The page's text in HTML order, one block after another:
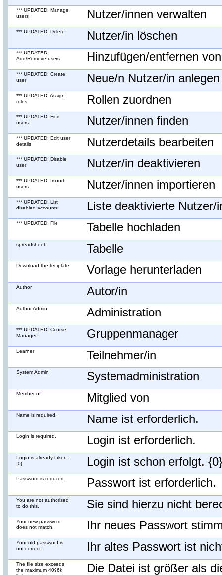
*** UPDATED: Manage
users
Nutzer/innen verwalten
*** UPDATED: Delete Nutzer/in löschen
*** UPDATED:
Add/Remove users
Hinzufügen/entfernen
*** UPDATED: Create
user
Neue/n Nutzer/in anlegen
*** UPDATED: Assign
roles
Rollen zuordnen
*** UPDATED: Find
users
Nutzer/innen finden
*** UPDATED: Edit user
details
Nutzerdetails bearbeiten
*** UPDATED: Disable
user
Nutzer/in deaktivieren
*** UPDATED: Import
users
Nutzer/innen importieren
*** UPDATED: List
disabled accounts
Liste deaktivierte Nutzer/
*** UPDATED: File Tabelle hochladen
spreadsheet Tabelle
Download the template Vorlage herunterladen
Author Autor/in
Author Admin Administration
*** UPDATED: Course
Manager
Gruppenmanager
Learner Teilnehmer/in
System Admin Systemadministration
Member of Mitglied von
Name is required. Name ist erforderlich.
Login is required. Login ist erforderlich.
Login is already taken.
{0}
Login ist schon erfolgt. {0}
Password is required. Passwort ist erforderlich.
You are not authorised
to do this.
Sie sind hierzu nicht
Your new password
does not match.
Ihr neues Passwort
Your old password is
not correct.
Ihr altes Passwort ist
The file size exceeds
the maximum 4096k
Die Datei ist größer als